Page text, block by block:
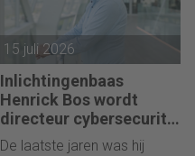
15 juli 2026
Inlichtingenbaas
Henrick Bos wordt
directeur cybersecurity
Deloitte
De laatste jaren was hij